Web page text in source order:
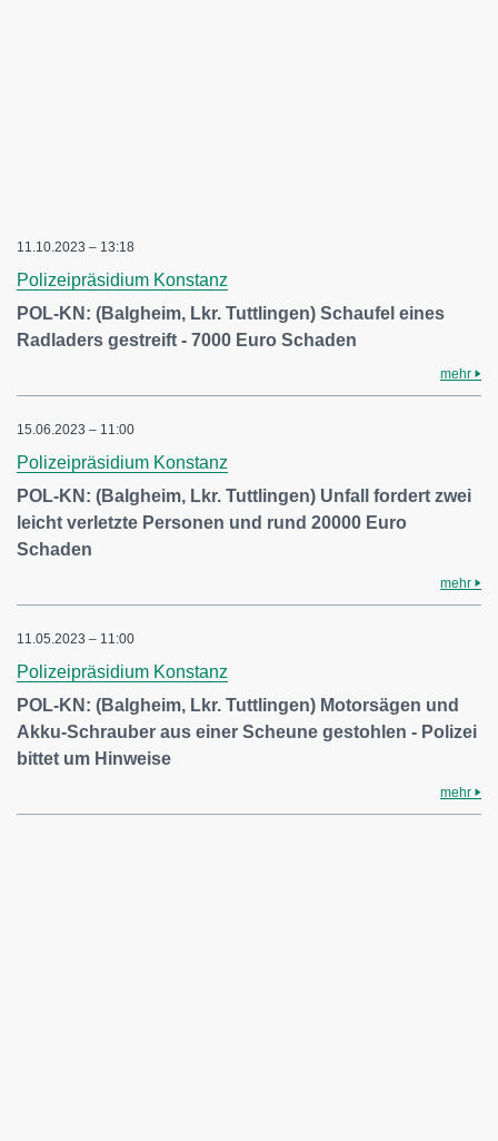
11.10.2023 – 13:18
Polizeipräsidium Konstanz
POL-KN: (Balgheim, Lkr. Tuttlingen) Schaufel eines
Radladers gestreift - 7000 Euro Schaden
mehr
15.06.2023 – 11:00
Polizeipräsidium Konstanz
POL-KN: (Balgheim, Lkr. Tuttlingen) Unfall fordert zwei
leicht verletzte Personen und rund 20000 Euro
Schaden
mehr
11.05.2023 – 11:00
Polizeipräsidium Konstanz
POL-KN: (Balgheim, Lkr. Tuttlingen) Motorsägen und
Akku-Schrauber aus einer Scheune gestohlen - Polizei
bittet um Hinweise
mehr